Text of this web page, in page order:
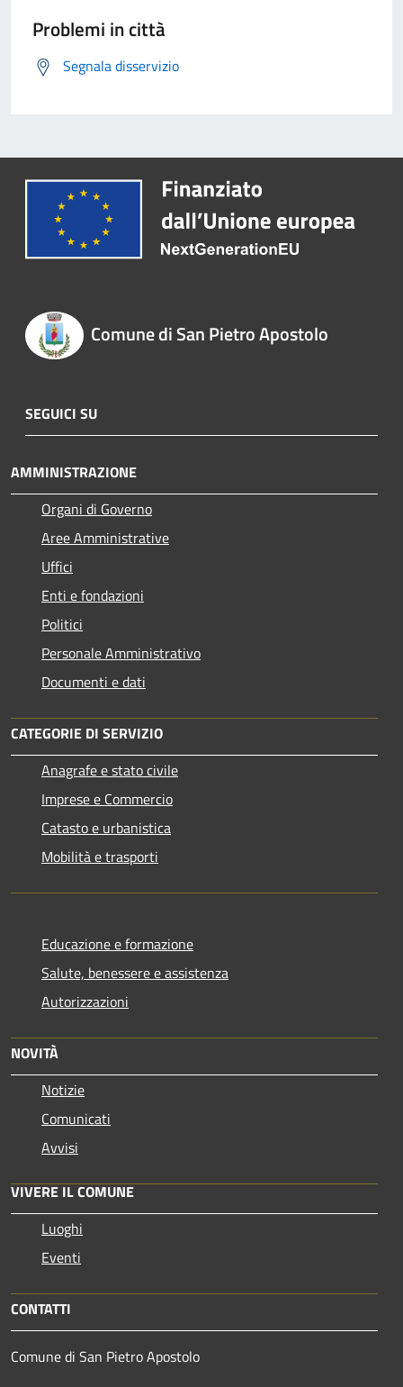
Problemi in città
Segnala disservizio
Comune di San Pietro Apostolo
SEGUICI SU
AMMINISTRAZIONE
Organi di Governo
Aree Amministrative
Uffici
Enti e fondazioni
Politici
Personale Amministrativo
Documenti e dati
CATEGORIE DI SERVIZIO
Anagrafe e stato civile
Imprese e Commercio
Catasto e urbanistica
Mobilità e trasporti
Educazione e formazione
Salute, benessere e assistenza
Autorizzazioni
NOVITÀ
Notizie
Comunicati
Avvisi
VIVERE IL COMUNE
Luoghi
Eventi
CONTATTI
Comune di San Pietro Apostolo